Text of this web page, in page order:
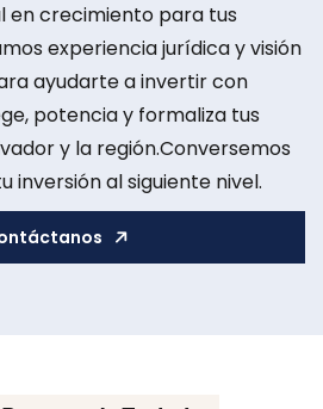
en crecimiento para tus
experiencia jurídica y visión
ayudarte a invertir con
potencia y formaliza tus
y la región.Conversemos
inversión al siguiente nivel.